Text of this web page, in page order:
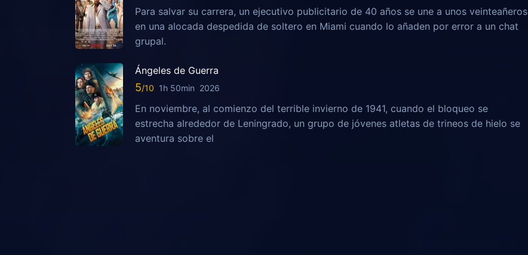
Para salvar su carrera, un ejecutivo publicitario de 40 años se une a unos veinteañeros
en una alocada despedida de soltero en Miami cuando lo añaden por error a un chat
grupal.
Ángeles de Guerra
5 1h 50min 2026
En noviembre, al comienzo del terrible invierno de 1941, cuando el bloqueo se
estrecha alrededor de Leningrado, un grupo de jóvenes atletas de trineos de hielo se
aventura sobre el